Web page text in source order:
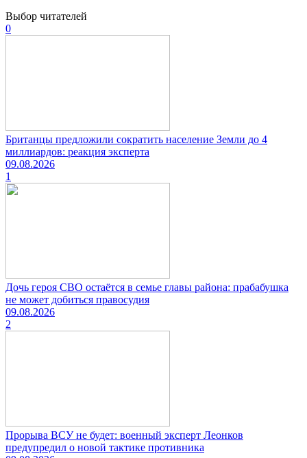
Выбор читателей
0
Британцы предложили сократить население Земли до 4
миллиардов: реакция эксперта
09.08.2026
1
Дочь героя СВО остаётся в семье главы района: прабабушка
не может добиться правосудия
09.08.2026
2
Прорыва ВСУ не будет: военный эксперт Леонков
предупредил о новой тактике противника